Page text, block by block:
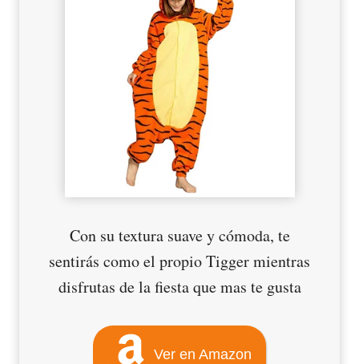
Con su textura suave y cómoda, te
sentirás como el propio Tigger mientras
disfrutas de la fiesta que mas te gusta
Ver en Amazon